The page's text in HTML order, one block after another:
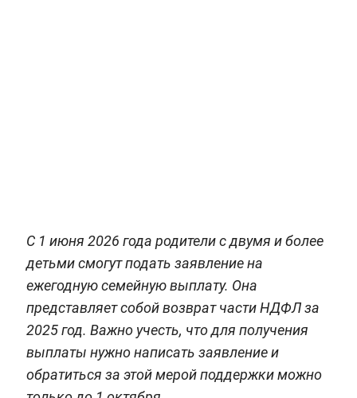
С 1 июня 2026 года родители с двумя и более
детьми смогут подать заявление на
ежегодную семейную выплату. Она
представляет собой возврат части НДФЛ за
2025 год. Важно учесть, что для получения
выплаты нужно написать заявление и
обратиться за этой мерой поддержки можно